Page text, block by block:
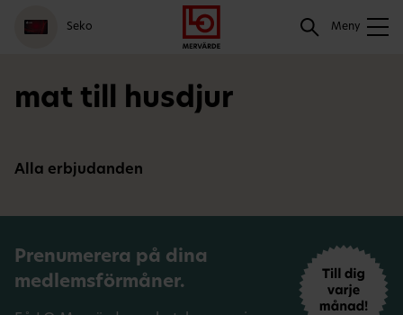
Gå
till
meny
Logga
in
Hoppa
till
innehåll
Seko Meny
Sök
mat till husdjur
Alla erbjudanden
Prenumerera på dina
medlemsförmåner.